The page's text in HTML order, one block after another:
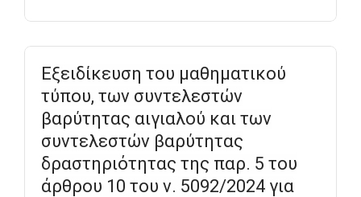
Εξειδίκευση του μαθηματικού
τύπου, των συντελεστών
βαρύτητας αιγιαλού και των
συντελεστών βαρύτητας
δραστηριότητας της παρ. 5 του
άρθρου 10 του ν. 5092/2024 για